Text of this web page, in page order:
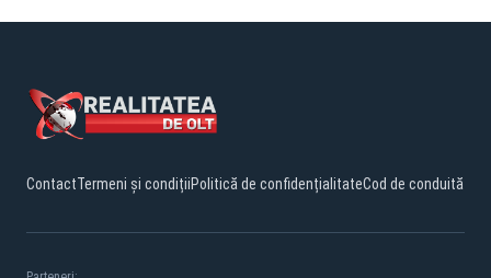
ContactTermeni și condițiiPolitică de confidențialitateCod de conduită